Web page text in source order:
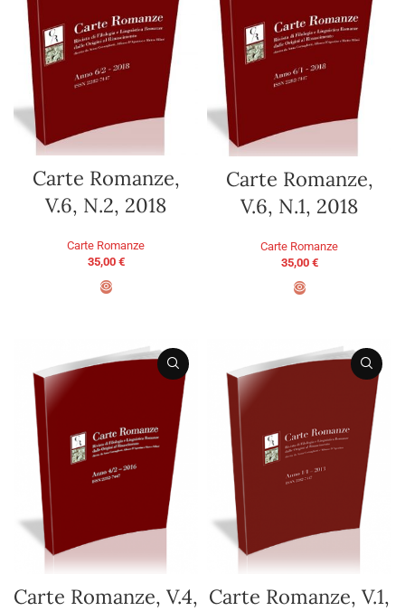
Carte Romanze,
V.6, N.2, 2018
Carte Romanze
35,00 €
Carte Romanze,
V.6, N.1, 2018
Carte Romanze
35,00 €
Carte Romanze, V.4, Carte Romanze, V.1,